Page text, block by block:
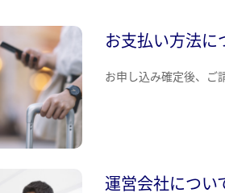
お支払い方法に
お申し込み確定後、ご
運営会社につい